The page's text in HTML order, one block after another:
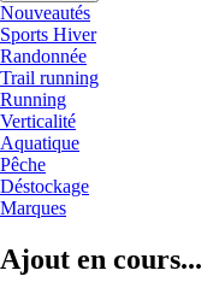
Nouveautés
Sports Hiver
Randonnée
Trail running
Running
Verticalité
Aquatique
Pêche
Déstockage
Marques
Ajout en cours...